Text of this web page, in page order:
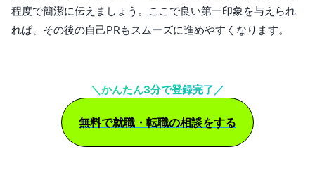
程度で簡潔に伝えましょう。ここで良い第一印象を与えられ
れば、その後の自己PRもスムーズに進めやすくなります。
＼かんたん3分で登録完了／
無料で就職・転職の相談をする